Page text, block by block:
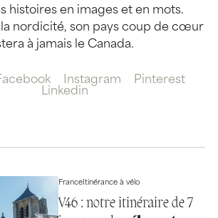
histoires en images et en mots.
nordicité, son pays coup de cœur
à jamais le Canada.
Instagram
Pinterest
Linkedin
FranceItinérance à vélo
V46 : notre itinéraire de 7